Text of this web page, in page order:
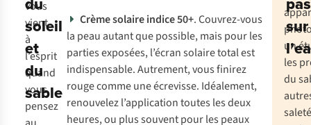
vous
vient
à
l’esprit
quand
vous
pensez
soleil
et
du
sable
Crème solaire indice 50+. Couvrez-vous
la peau autant que possible, mais pour les
parties exposées, l’écran solaire total est
indispensable. Autrement, vous finirez
rouge comme une écrevisse. Idéalement,
renouvelez l’application toutes les deux
heures, ou plus souvent pour les peaux
un
les
du
sur